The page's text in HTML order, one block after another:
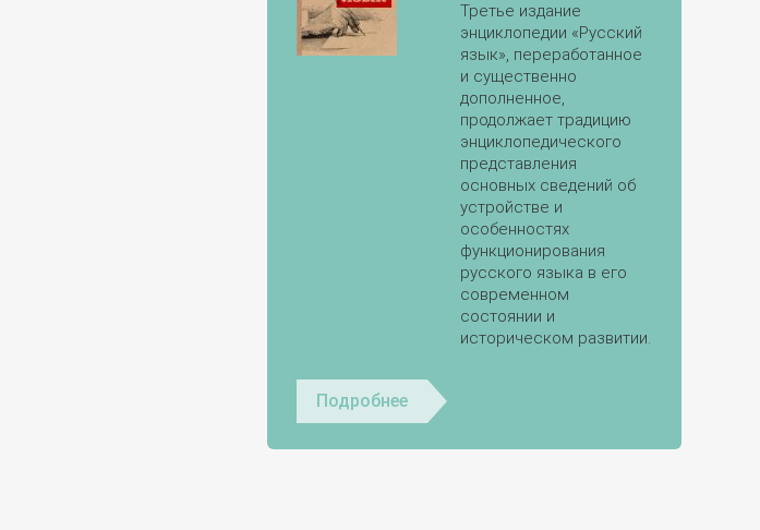
Третье издание
энциклопедии «Русский
язык», переработанное
и существенно
дополненное,
продолжает традицию
энциклопедического
представления
основных сведений об
устройстве и
особенностях
функционирования
русского языка в его
современном
состоянии и
историческом развитии.
Подробнее